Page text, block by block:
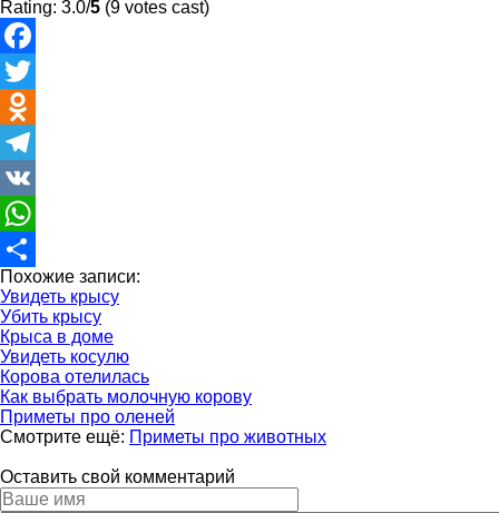
Rating: 3.0/5 (9 votes cast)
Facebook
Twitter
Odnoklassniki
Telegram
VK
WhatsApp
Отправить
Похожие записи:
Увидеть крысу
Убить крысу
Крыса в доме
Увидеть косулю
Корова отелилась
Как выбрать молочную корову
Приметы про оленей
Смотрите ещё: Приметы про животных
Оставить свой комментарий